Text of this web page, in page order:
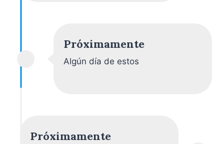
Próximamente
Algún día de estos
Próximamente